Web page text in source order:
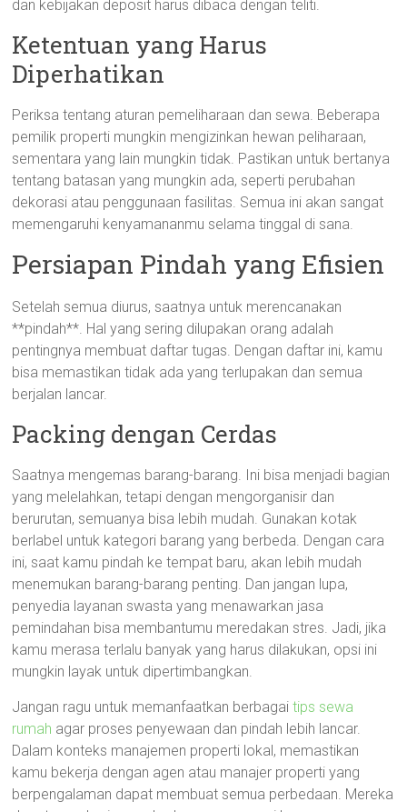
dan kebijakan deposit harus dibaca dengan teliti.
Ketentuan yang Harus
Diperhatikan
Periksa tentang aturan pemeliharaan dan sewa. Beberapa
pemilik properti mungkin mengizinkan hewan peliharaan,
sementara yang lain mungkin tidak. Pastikan untuk bertanya
tentang batasan yang mungkin ada, seperti perubahan
dekorasi atau penggunaan fasilitas. Semua ini akan sangat
memengaruhi kenyamananmu selama tinggal di sana.
Persiapan Pindah yang Efisien
Setelah semua diurus, saatnya untuk merencanakan
**pindah**. Hal yang sering dilupakan orang adalah
pentingnya membuat daftar tugas. Dengan daftar ini, kamu
bisa memastikan tidak ada yang terlupakan dan semua
berjalan lancar.
Packing dengan Cerdas
Saatnya mengemas barang-barang. Ini bisa menjadi bagian
yang melelahkan, tetapi dengan mengorganisir dan
berurutan, semuanya bisa lebih mudah. Gunakan kotak
berlabel untuk kategori barang yang berbeda. Dengan cara
ini, saat kamu pindah ke tempat baru, akan lebih mudah
menemukan barang-barang penting. Dan jangan lupa,
penyedia layanan swasta yang menawarkan jasa
pemindahan bisa membantumu meredakan stres. Jadi, jika
kamu merasa terlalu banyak yang harus dilakukan, opsi ini
mungkin layak untuk dipertimbangkan.
Jangan ragu untuk memanfaatkan berbagaitips sewa
rumah agar proses penyewaan dan pindah lebih lancar.
Dalam konteks manajemen properti lokal, memastikan
kamu bekerja dengan agen atau manajer properti yang
berpengalaman dapat membuat semua perbedaan. Mereka